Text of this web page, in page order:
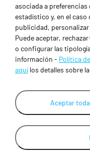
Ropa de trabajo
SOBRE NOSOTROS
Empresa
Blog
Tienda
Empresas
Contacto
asociada a
estadístico y, en el caso
publicidad,
Puede aceptar,
o configurar las
información - Política
aquí los detalles sobre
Aceptar